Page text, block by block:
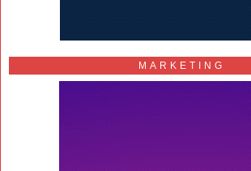
MARKETING